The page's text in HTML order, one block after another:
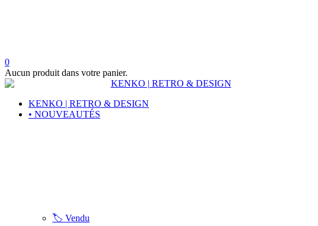
0
Aucun produit dans votre panier.
KENKO | RETRO & DESIGN
• NOUVEAUTÉS
🏷️ Vendu